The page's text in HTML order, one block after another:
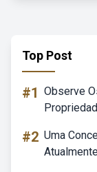
Top Post
#1 Observe
#2 Uma